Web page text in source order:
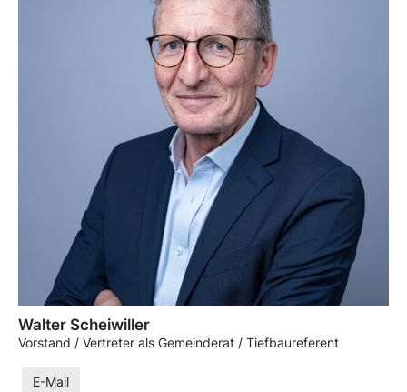
Walter Scheiwiller
Vorstand / Vertreter als Gemeinderat / Tiefbaureferent
E-Mail